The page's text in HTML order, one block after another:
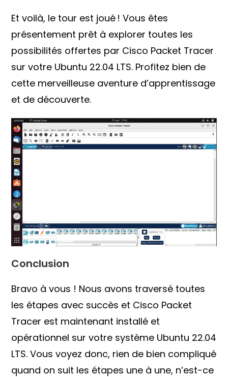
Et voilà, le tour est joué ! Vous êtes
présentement prêt à explorer toutes les
possibilités offertes par Cisco Packet Tracer
sur votre Ubuntu 22.04 LTS. Profitez bien de
cette merveilleuse aventure d’apprentissage
et de découverte.
Conclusion
Bravo à vous ! Nous avons traversé toutes
les étapes avec succès et Cisco Packet
Tracer est maintenant installé et
opérationnel sur votre système Ubuntu 22.04
LTS. Vous voyez donc, rien de bien compliqué
quand on suit les étapes une à une, n’est-ce